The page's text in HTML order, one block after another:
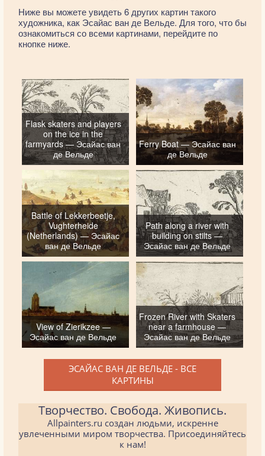
Ниже вы можете увидеть 6 других картин такого
художника, как Эсайас ван де Вельде. Для того, что бы
ознакомиться со всеми картинами, перейдите по
кнопке ниже.
Flask skaters and players
on the ice in the
farmyards — Эсайас ван
де Вельде
Ferry Boat — Эсайас ван
де Вельде
Battle of Lekkerbeetje,
Vughterheide
(Netherlands) — Эсайас
ван де Вельде
Path along a river with
building on stilts —
Эсайас ван де Вельде
View of Zierikzee —
Эсайас ван де Вельде
Frozen River with Skaters
near a farmhouse —
Эсайас ван де Вельде
ЭСАЙАС ВАН ДЕ ВЕЛЬДЕ - ВСЕ
КАРТИНЫ
Творчество. Свобода. Живопись.
Allpainters.ru создан людьми, искренне
увлеченными миром творчества. Присоединяйтесь
к нам!